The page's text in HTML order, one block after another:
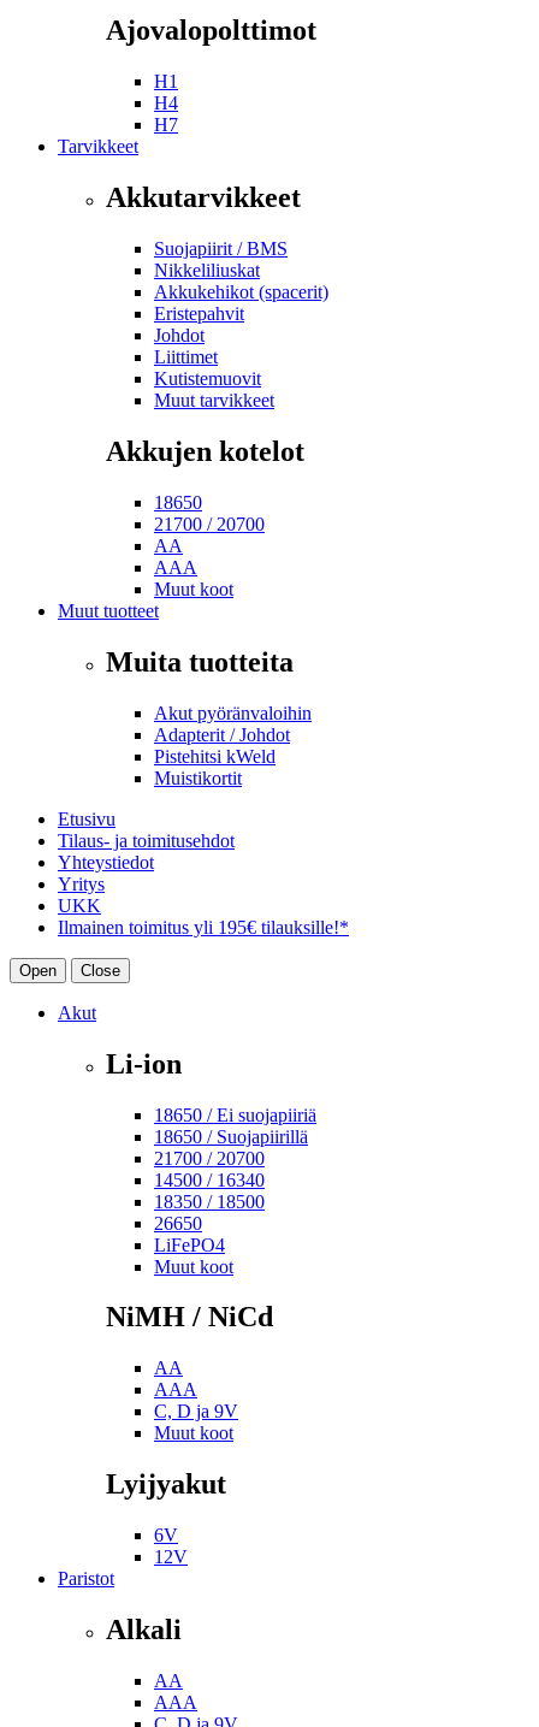
Ajovalopolttimot
H1
H4
H7
Tarvikkeet
Akkutarvikkeet
Suojapiirit / BMS
Nikkeliliuskat
Akkukehikot (spacerit)
Eristepahvit
Johdot
Liittimet
Kutistemuovit
Muut tarvikkeet
Akkujen kotelot
18650
21700 / 20700
AA
AAA
Muut koot
Muut tuotteet
Muita tuotteita
Akut pyöränvaloihin
Adapterit / Johdot
Pistehitsi kWeld
Muistikortit
Etusivu
Tilaus- ja toimitusehdot
Yhteystiedot
Yritys
UKK
Ilmainen toimitus yli 195€ tilauksille!*
Open Close
Akut
Li-ion
18650 / Ei suojapiiriä
18650 / Suojapiirillä
21700 / 20700
14500 / 16340
18350 / 18500
26650
LiFePO4
Muut koot
NiMH / NiCd
AA
AAA
C, D ja 9V
Muut koot
Lyijyakut
6V
12V
Paristot
Alkali
AA
AAA